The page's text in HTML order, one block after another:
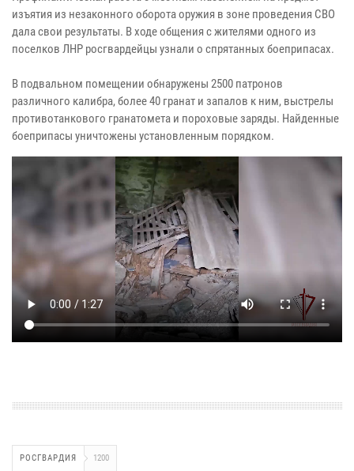
изъятия из незаконного оборота оружия в зоне проведения СВО
дала свои результаты. В ходе общения с жителями одного из
поселков ЛНР росгвардейцы узнали о спрятанных боеприпасах.
В подвальном помещении обнаружены 2500 патронов
различного калибра, более 40 гранат и запалов к ним, выстрелы
противотанкового гранатомета и пороховые заряды. Найденные
боеприпасы уничтожены установленным порядком.
РОСГВАРДИЯ 1200